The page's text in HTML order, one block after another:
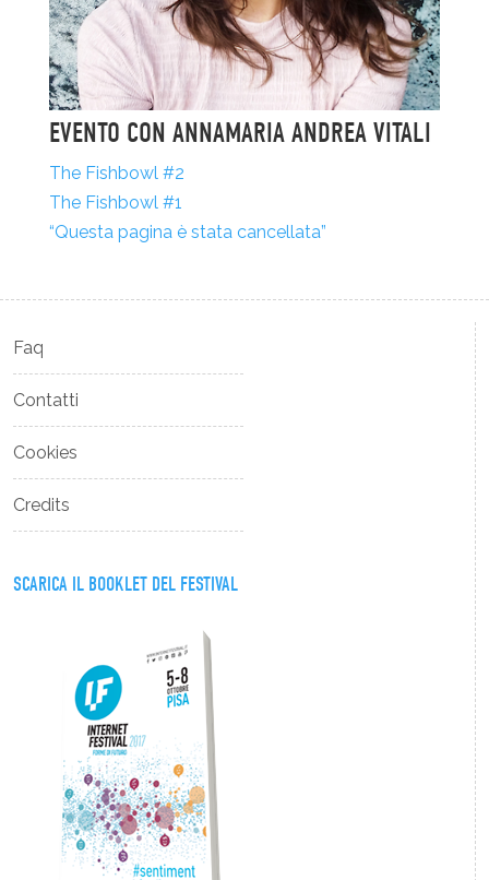
EVENTO CON ANNAMARIA ANDREA VITALI
The Fishbowl #2
The Fishbowl #1
“Questa pagina è stata cancellata”
Faq
Contatti
Cookies
Credits
SCARICA IL BOOKLET DEL FESTIVAL